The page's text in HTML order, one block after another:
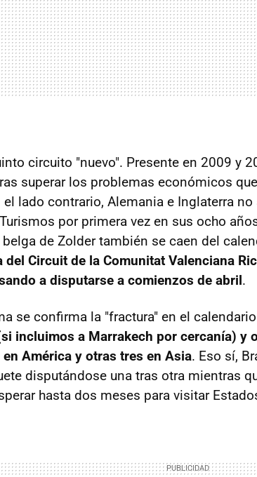
circuito "nuevo". Presente en 2009 y
superar los problemas económicos
lado contrario, Alemania e Inglaterra no
por primera vez en sus ocho
de Zolder también se caen del
del Circuit de la Comunitat Valenciana
a disputarse a comienzos de abril.
se confirma la "fractura" en el
incluimos a Marrakech por cercanía) y
América y otras tres en Asia. Eso sí,
disputándose una tras otra mientras
hasta dos meses para visitar